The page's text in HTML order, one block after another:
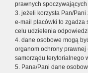
prawnych
3. jeżeli korzysta Pan/
e-mail placówki to zgadza
celu udzielenia
4. dane osobowe mogą
organom ochrony
samorządu terytorialnego
5. Pana/Pani dane